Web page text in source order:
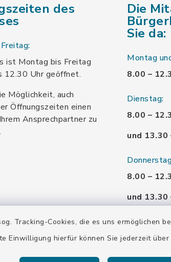
Tracking-Cookies, die es uns ermöglichen
Einwilligung hierfür können Sie jederzeit über
des
ist Montag bis Freitag
12.30 Uhr geöffnet.
Möglichkeit, auch
Öffnungszeiten einen
Ansprechpartner zu
Die
Sie da:
Montag
8.00 –
Dienstag:
8.00 –
und 13.30
8.00 –
und 13.30
Freitag:
8.00 –